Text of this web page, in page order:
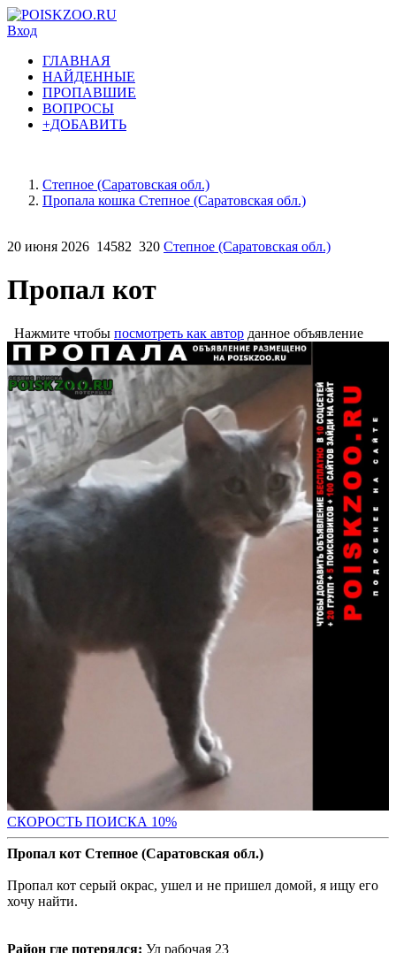
Вход
ГЛАВНАЯ
НАЙДЕННЫЕ
ПРОПАВШИЕ
ВОПРОСЫ
+ДОБАВИТЬ
Степное (Саратовская обл.)
Пропала кошка Степное (Саратовская обл.)
20 июня 2026 14582 320 Степное (Саратовская обл.)
Пропал кот
Нажмите чтобы посмотреть как автор данное объявление
СКОРОСТЬ ПОИСКА 10%
Пропал кот Степное (Саратовская обл.)
Пропал кот серый окрас, ушел и не пришел домой, я ищу его
хочу найти.
Район где потерялся: Ул рабочая 23